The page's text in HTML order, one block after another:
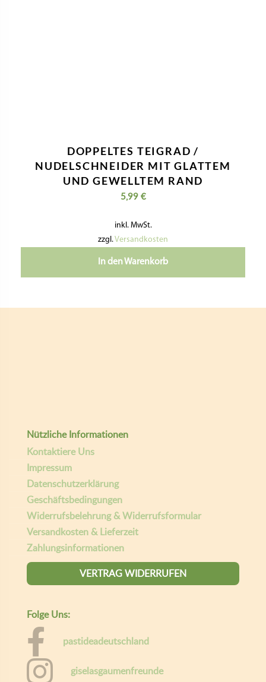
Willkommen bei Gaumen Freunde.
Um Ihnen das beste Erlebnis zu bieten, speichert diese Website
Informationen über Ihren Besuch in sogenannten Cookies. Wenn
DOPPELTES TEIGRAD /
NUDELSCHNEIDER MIT GLATTEM
UND GEWELLTEM RAND
5,99 €
inkl. MwSt.
zzgl.Versandkosten
In den Warenkorb
Nützliche Informationen
Kontaktiere Uns
Impressum
Datenschutzerklärung
Geschäftsbedingungen
Widerrufsbelehrung & Widerrufsformular
Versandkosten & Lieferzeit
Zahlungsinformationen
VERTRAG WIDERRUFEN
Folge Uns:
pastideadeutschland
giselasgaumenfreunde